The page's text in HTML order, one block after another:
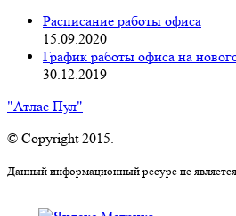
Расписание работы офиса
15.09.2020
График работы офиса на
30.12.2019
"Атлас Пул"
© Copyright 2015.
Данный информационный ресурс не